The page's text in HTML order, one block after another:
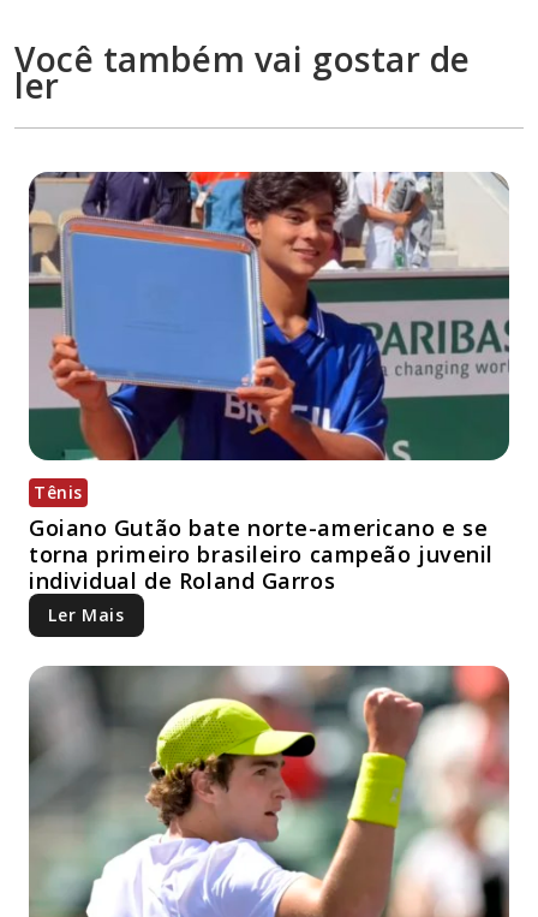
Você também vai gostar de
ler
Tênis
Goiano Gutão bate norte-americano e se
torna primeiro brasileiro campeão juvenil
individual de Roland Garros
Ler Mais